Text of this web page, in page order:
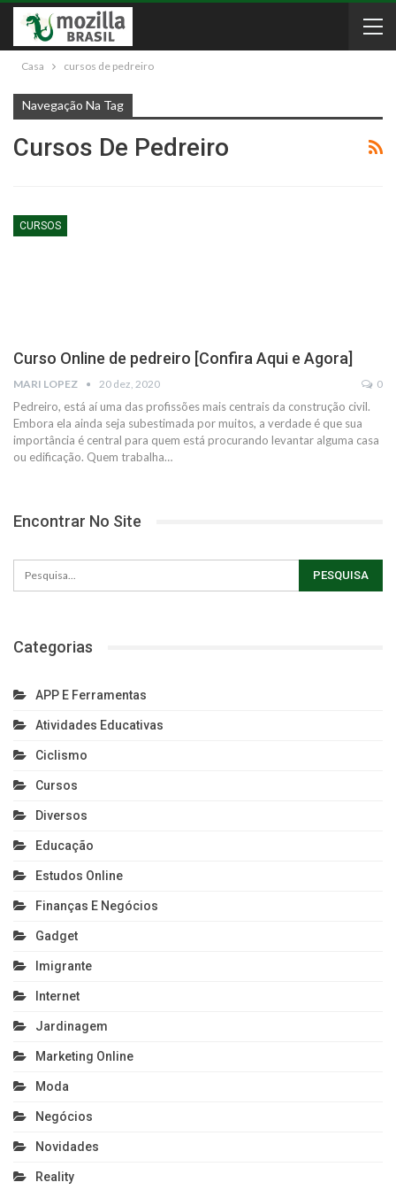
Casa cursos de pedreiro
Navegação Na Tag
Cursos De Pedreiro
CURSOS
Curso Online de pedreiro [Confira Aqui e Agora]
MARI LOPEZ 20 dez, 2020 0
Pedreiro, está aí uma das profissões mais centrais da construção civil.
Embora ela ainda seja subestimada por muitos, a verdade é que sua
importância é central para quem está procurando levantar alguma casa
ou edificação. Quem trabalha…
Encontrar No Site
Categorias
APP E Ferramentas
Atividades Educativas
Ciclismo
Cursos
Diversos
Educação
Estudos Online
Finanças E Negócios
Gadget
Imigrante
Internet
Jardinagem
Marketing Online
Moda
Negócios
Novidades
Reality